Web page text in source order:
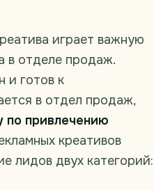
играет важную
в отделе продаж.
и готов к
в отдел продаж,
по привлечению
креативов
лидов двух категорий: